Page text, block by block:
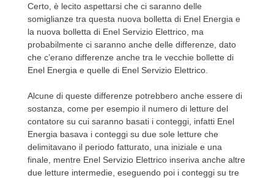
Certo, è lecito aspettarsi che ci saranno delle
somiglianze tra questa nuova bolletta di Enel Energia e
la nuova bolletta di Enel Servizio Elettrico, ma
probabilmente ci saranno anche delle differenze, dato
che c’erano differenze anche tra le vecchie bollette di
Enel Energia e quelle di Enel Servizio Elettrico.
Alcune di queste differenze potrebbero anche essere di
sostanza, come per esempio il numero di letture del
contatore su cui saranno basati i conteggi, infatti Enel
Energia basava i conteggi su due sole letture che
delimitavano il periodo fatturato, una iniziale e una
finale, mentre Enel Servizio Elettrico inseriva anche altre
due letture intermedie, eseguendo poi i conteggi su tre